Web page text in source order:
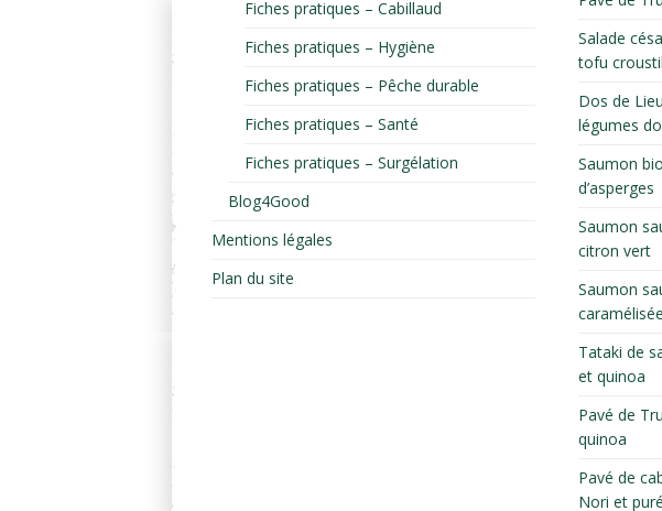
Fiches pratiques – Cabillaud
Fiches pratiques – Hygiène
Fiches pratiques – Pêche durable
Fiches pratiques – Santé
Fiches pratiques – Surgélation
Blog4Good
Mentions légales
Plan du site
Salade
tofu
Dos de
légumes
Saumon
d’asperges
Saumon
citron vert
Saumon
Tataki de
et quinoa
Pavé de
quinoa
Pavé de
Nori et